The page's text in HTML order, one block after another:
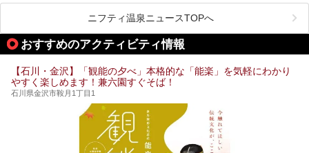
車で行くのがオススメですが、ドライブの際にぜひ一緒に楽
しんでいただきたいのが温泉です。絶景を眺めながらつかる
温泉は最高ですよ！ 今回はそんな能登の温泉を5つご紹介
します。
ニフティ温泉ニュースTOPへ
おすすめのアクティビティ情報
【石川・金沢】「観能の夕べ」本格的な「能楽」を気軽にわかり
やすく楽しめます！兼六園すぐそば！
石川県金沢市鞍月1丁目1